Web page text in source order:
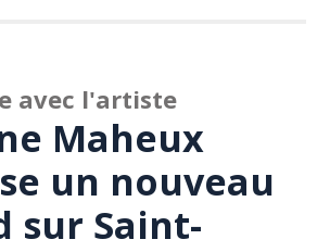
avec l'artiste
Maheux
un nouveau
sur Saint-